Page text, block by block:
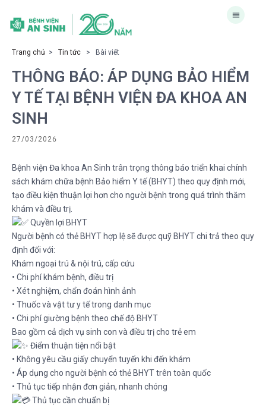
Trang chủ > Tin tức > Bài viết
THÔNG BÁO: ÁP DỤNG BẢO HIỂM
Y TẾ TẠI BỆNH VIỆN ĐA KHOA AN
SINH
27/03/2026
Bệnh viện Đa khoa An Sinh trân trọng thông báo triển khai chính
sách khám chữa bệnh Bảo hiểm Y tế (BHYT) theo quy định mới,
tạo điều kiện thuận lợi hơn cho người bệnh trong quá trình thăm
khám và điều trị.
Quyền lợi BHYT
Người bệnh có thẻ BHYT hợp lệ sẽ được quỹ BHYT chi trả theo quy
định đối với:
Khám ngoại trú & nội trú, cấp cứu
• Chi phí khám bệnh, điều trị
• Xét nghiệm, chẩn đoán hình ảnh
• Thuốc và vật tư y tế trong danh mục
• Chi phí giường bệnh theo chế độ BHYT
Bao gồm cả dịch vụ sinh con và điều trị cho trẻ em
Điểm thuận tiện nổi bật
• Không yêu cầu giấy chuyển tuyến khi đến khám
• Áp dụng cho người bệnh có thẻ BHYT trên toàn quốc
• Thủ tục tiếp nhận đơn giản, nhanh chóng
Thủ tục cần chuẩn bị